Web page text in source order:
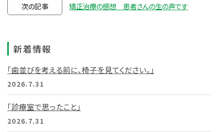
次の記事 矯正治療の感想 患者さんの生の声です
新着情報
「歯並びを考える前に、椅子を見てください。」
2026.7.31
「診療室で思ったこと」
2026.7.31